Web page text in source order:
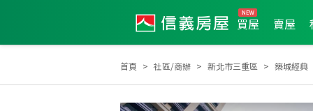
買屋 賣屋
首頁 社區/商辦 新北市三重區 築城經典